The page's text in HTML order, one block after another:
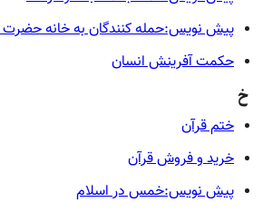
پیش نویس:حمله کنندگان به خانه حضرت
حکمت آفرینش انسان
خ
ختم قرآن
خرید و فروش قرآن
پیش نویس:خمس در اسلام